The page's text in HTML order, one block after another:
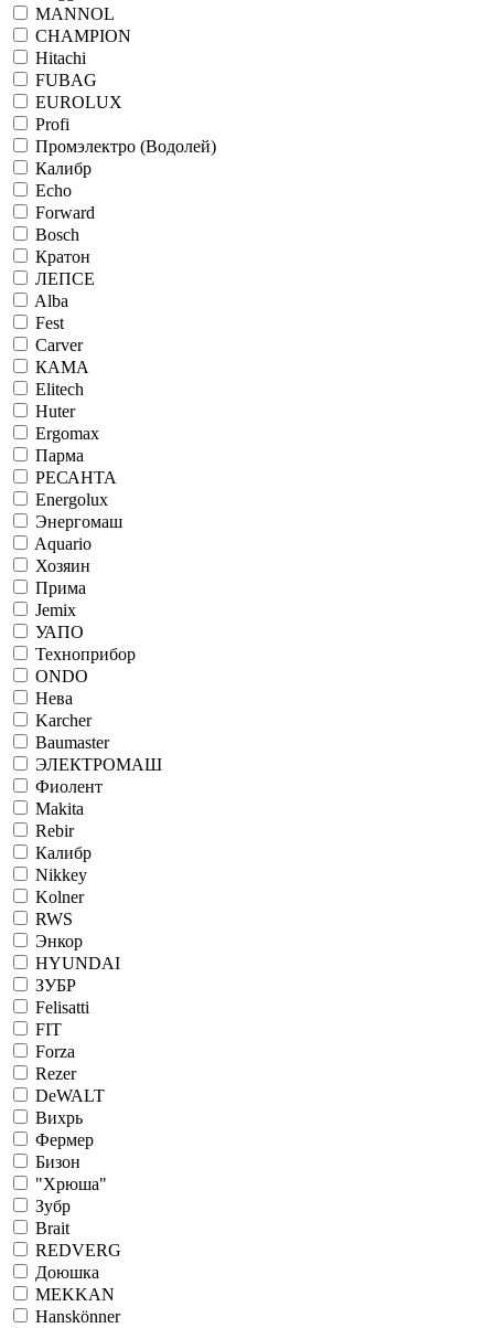
MANNOL
CHAMPION
Hitachi
FUBAG
EUROLUX
Profi
Промэлектро (Водолей)
Калибр
Echo
Forward
Bosch
Кратон
ЛЕПСЕ
Alba
Fest
Carver
КАМА
Elitech
Huter
Ergomax
Парма
РЕСАНТА
Energolux
Энергомаш
Aquario
Хозяин
Прима
Jemix
УАПО
Техноприбор
ONDO
Нева
Karcher
Baumaster
ЭЛЕКТРОМАШ
Фиолент
Makita
Rebir
Калибр
Nikkey
Kolner
RWS
Энкор
HYUNDAI
ЗУБР
Felisatti
FIT
Forza
Rezer
DeWALT
Вихрь
Фермер
Бизон
"Хрюша"
Зубр
Brait
REDVERG
Доюшка
MEKKAN
Hanskönner